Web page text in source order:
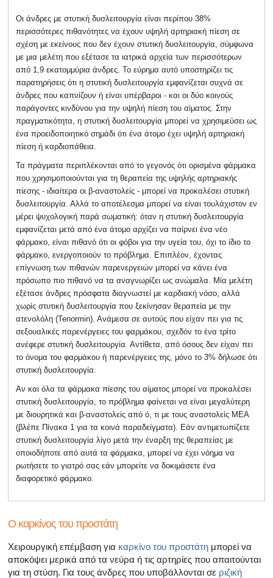
Οι άνδρες με στυτική δυσλειτουργία είναι περίπου 38%
περισσότερες πιθανότητες να έχουν υψηλή αρτηριακή πίεση σε
σχέση με εκείνους που δεν έχουν στυτική δυσλειτουργία, σύμφωνα
με μια μελέτη που εξέτασε τα ιατρικά αρχεία των περισσότερων
από 1,9 εκατομμύρια άνδρες. Το εύρημα αυτό υποστηρίζει τις
παρατηρήσεις ότι η στυτική δυσλειτουργία εμφανίζεται συχνά σε
άνδρες που καπνίζουν ή είναι υπέρβαροι - και οι δύο κοινούς
παράγοντες κινδύνου για την υψηλή πίεση του αίματος. Στην
πραγματικότητα, η στυτική δυσλειτουργία μπορεί να χρησιμεύσει ως
ένα προειδοποιητικό σημάδι ότι ένα άτομο έχει υψηλή αρτηριακή
πίεση ή καρδιοπάθεια.
Τα πράγματα περιπλέκονται από το γεγονός ότι ορισμένα φάρμακα
που χρησιμοποιούνται για τη θεραπεία της υψηλής αρτηριακής
πίεσης - ιδιαίτερα οι β-αναστολείς - μπορεί να προκαλέσει στυτική
δυσλειτουργία. Αλλά το αποτέλεσμα μπορεί να είναι τουλάχιστον εν
μέρει ψυχολογική παρά σωματική: όταν η στυτική δυσλειτουργία
εμφανίζεται μετά από ένα άτομο αρχίζει να παίρνει ένα νέο
φάρμακο, είναι πιθανό ότι οι φόβοι για την υγεία του, όχι το ίδιο το
φάρμακο, ενεργοποιούν το πρόβλημα. Επιπλέον, έχοντας
επίγνωση των πιθανών παρενεργειών μπορεί να κάνει ένα
πρόσωπο πιο πιθανό να τα αναγνωρίζει ως ανώμαλα. Μία μελέτη
εξέτασε άνδρες πρόσφατα διαγνωστεί με καρδιακή νόσο, αλλά
χωρίς στυτική δυσλειτουργία που ξεκίνησαν θεραπεία με την
ατενολόλη (Tenormin). Ανάμεσα σε αυτούς που είχαν πει για τις
σεξουαλικές παρενέργειες του φαρμάκου, σχεδόν το ένα τρίτο
ανέφερε στυτική δυσλειτουργία. Αντίθετα, από όσους δεν είχαν πει
το όνομα του φαρμάκου ή παρενέργειες της, μόνο το 3% δήλωσε ότι
στυτική δυσλειτουργία.
Αν και όλα τα φάρμακα πίεσης του αίματος μπορεί να προκαλέσει
στυτική δυσλειτουργία, το πρόβλημα φαίνεται να είναι μεγαλύτερη
με διουρητικά και β-αναστολείς από ό, τι με τους αναστολείς ΜΕΑ
(βλέπε Πίνακα 1 για τα κοινά παραδείγματα). Εάν αντιμετωπίζετε
στυτική δυσλειτουργία λίγο μετά την έναρξη της θεραπείας με
οποιοδήποτε από αυτά τα φάρμακα, μπορεί να έχει νόημα να
ρωτήσετε το γιατρό σας εάν μπορείτε να δοκιμάσετε ένα
διαφορετικό φάρμακο.
Ο καρκίνος του προστάτη
Χειρουργική επέμβαση για καρκίνο του προστάτη μπορεί να
αποκόψει μερικά από τα νεύρα ή τις αρτηρίες που απαιτούνται
για τη στύση. Για τους άνδρες που υποβάλλονται σε ριζική